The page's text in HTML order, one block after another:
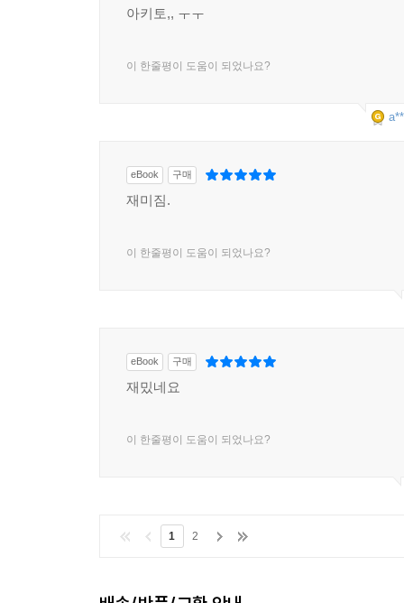
아키토,, ㅜㅜ
이 한줄평이 도움이 되었나요?
eBook 구매
재미짐.
이 한줄평이 도움이 되었나요?
eBook 구매
재밌네요
이 한줄평이 도움이 되었나요?
1 2